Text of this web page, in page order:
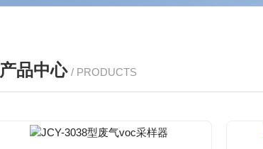
产品中心 / PRODUCTS